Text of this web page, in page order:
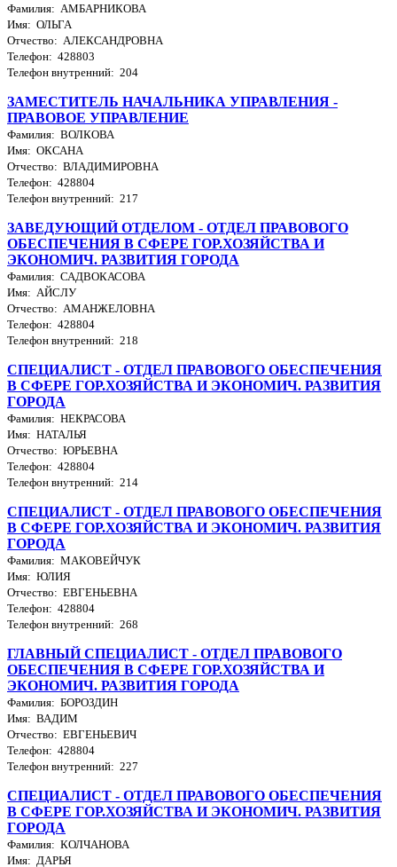
Фамилия: АМБАРНИКОВА
Имя: ОЛЬГА
Отчество: АЛЕКСАНДРОВНА
Телефон: 428803
Телефон внутренний: 204
ЗАМЕСТИТЕЛЬ НАЧАЛЬНИКА УПРАВЛЕНИЯ -
ПРАВОВОЕ УПРАВЛЕНИЕ
Фамилия: ВОЛКОВА
Имя: ОКСАНА
Отчество: ВЛАДИМИРОВНА
Телефон: 428804
Телефон внутренний: 217
ЗАВЕДУЮЩИЙ ОТДЕЛОМ - ОТДЕЛ ПРАВОВОГО
ОБЕСПЕЧЕНИЯ В СФЕРЕ ГОР.ХОЗЯЙСТВА И
ЭКОНОМИЧ. РАЗВИТИЯ ГОРОДА
Фамилия: САДВОКАСОВА
Имя: АЙСЛУ
Отчество: АМАНЖЕЛОВНА
Телефон: 428804
Телефон внутренний: 218
СПЕЦИАЛИСТ - ОТДЕЛ ПРАВОВОГО ОБЕСПЕЧЕНИЯ
В СФЕРЕ ГОР.ХОЗЯЙСТВА И ЭКОНОМИЧ. РАЗВИТИЯ
ГОРОДА
Фамилия: НЕКРАСОВА
Имя: НАТАЛЬЯ
Отчество: ЮРЬЕВНА
Телефон: 428804
Телефон внутренний: 214
СПЕЦИАЛИСТ - ОТДЕЛ ПРАВОВОГО ОБЕСПЕЧЕНИЯ
В СФЕРЕ ГОР.ХОЗЯЙСТВА И ЭКОНОМИЧ. РАЗВИТИЯ
ГОРОДА
Фамилия: МАКОВЕЙЧУК
Имя: ЮЛИЯ
Отчество: ЕВГЕНЬЕВНА
Телефон: 428804
Телефон внутренний: 268
ГЛАВНЫЙ СПЕЦИАЛИСТ - ОТДЕЛ ПРАВОВОГО
ОБЕСПЕЧЕНИЯ В СФЕРЕ ГОР.ХОЗЯЙСТВА И
ЭКОНОМИЧ. РАЗВИТИЯ ГОРОДА
Фамилия: БОРОЗДИН
Имя: ВАДИМ
Отчество: ЕВГЕНЬЕВИЧ
Телефон: 428804
Телефон внутренний: 227
СПЕЦИАЛИСТ - ОТДЕЛ ПРАВОВОГО ОБЕСПЕЧЕНИЯ
В СФЕРЕ ГОР.ХОЗЯЙСТВА И ЭКОНОМИЧ. РАЗВИТИЯ
ГОРОДА
Фамилия: КОЛЧАНОВА
Имя: ДАРЬЯ